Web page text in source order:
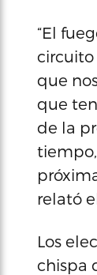
“El
circuito
que
que
de la
relató
Los
chispa